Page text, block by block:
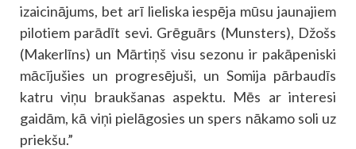
izaicinājums, bet arī lieliska iespēja mūsu jaunajiem
pilotiem parādīt sevi. Grēguārs (Munsters), Džošs
(Makerlīns) un Mārtiņš visu sezonu ir pakāpeniski
mācījušies un progresējuši, un Somija pārbaudīs
katru viņu braukšanas aspektu. Mēs ar interesi
gaidām, kā viņi pielāgosies un spers nākamo soli uz
priekšu.”